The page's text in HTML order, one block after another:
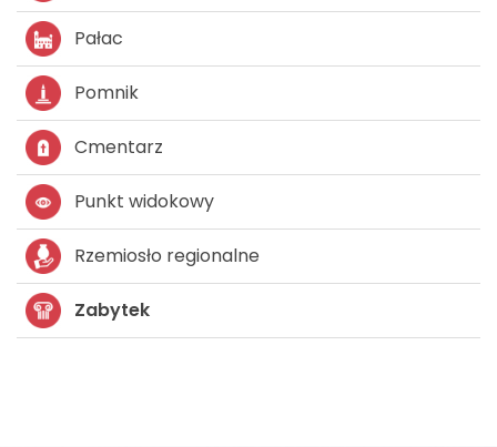
Pałac
Pomnik
Cmentarz
Punkt widokowy
Rzemiosło regionalne
Zabytek